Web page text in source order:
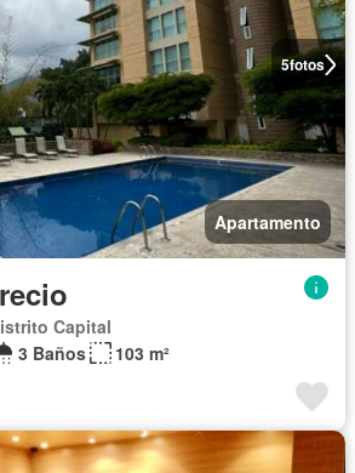
5fotos
Apartamento
Capital
3 Baños 103 m²